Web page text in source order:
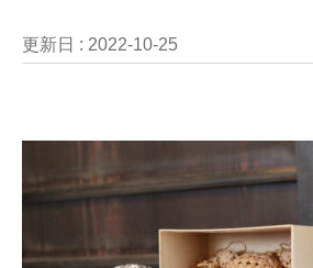
更新日 : 2022-10-25